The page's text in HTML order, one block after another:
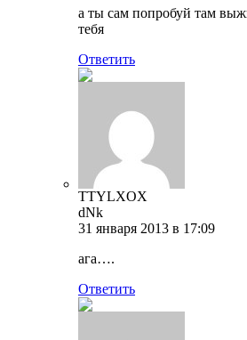
а ты сам попробуй там
тебя
Ответить
TTYLXOX
dNk
31 января 2013 в 17:09
ага….
Ответить